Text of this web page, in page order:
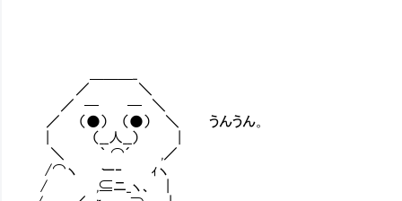
／ ＼
／ ─ ─ ＼
／ （●） （●） ＼ うんうん。
| （__人__） |
＼ ｀ ⌒´ ,／
/⌒ヽ ー‐ ｨヽ
/ ,⊆ニ_ヽ、 |